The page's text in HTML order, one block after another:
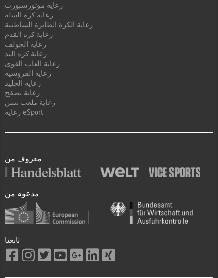
رعاية موتورسبورت
رعاية كره السله
رعاية الكرة الطائرة الشاطئية
رعاية كره القدم
رعاية الجولف
رعاية كره اليد
رعاية العاب القوي
رعاية الفروسيه
رعاية الجليد
رعاية تصفح
رعاية ملعب تنس
رعاية eSport
معروف من
مدعوم من
تابعنا